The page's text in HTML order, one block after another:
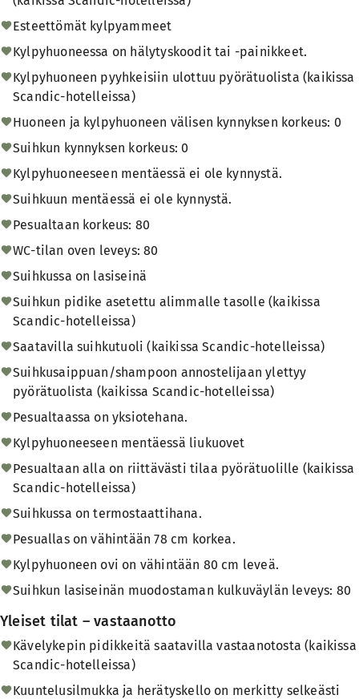
Esteettömät kylpyammeet
Kylpyhuoneessa on hälytyskoodit tai -painikkeet.
Kylpyhuoneen pyyhkeisiin ulottuu pyörätuolista (kaikissa
Scandic-hotelleissa)
Huoneen ja kylpyhuoneen välisen kynnyksen korkeus: 0
Suihkun kynnyksen korkeus: 0
Kylpyhuoneeseen mentäessä ei ole kynnystä.
Suihkuun mentäessä ei ole kynnystä.
Pesualtaan korkeus: 80
WC-tilan oven leveys: 80
Suihkussa on lasiseinä
Suihkun pidike asetettu alimmalle tasolle (kaikissa
Scandic-hotelleissa)
Saatavilla suihkutuoli (kaikissa Scandic-hotelleissa)
Suihkusaippuan/shampoon annostelijaan ylettyy
pyörätuolista (kaikissa Scandic-hotelleissa)
Pesualtaassa on yksiotehana.
Kylpyhuoneeseen mentäessä liukuovet
Pesualtaan alla on riittävästi tilaa pyörätuolille (kaikissa
Scandic-hotelleissa)
Suihkussa on termostaattihana.
Pesuallas on vähintään 78 cm korkea.
Kylpyhuoneen ovi on vähintään 80 cm leveä.
Suihkun lasiseinän muodostaman kulkuväylän leveys: 80
Yleiset tilat – vastaanotto
Kävelykepin pidikkeitä saatavilla vastaanotosta (kaikissa
Scandic-hotelleissa)
Kuuntelusilmukka ja herätyskello on merkitty selkeästi